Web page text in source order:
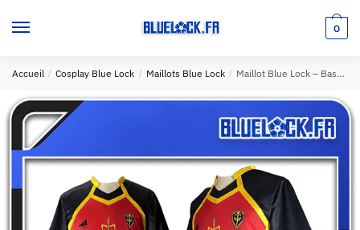
0
Accueil / Cosplay Blue Lock / Maillots Blue Lock / Maillot Blue Lock – Bastard Munchen – Numéro 50 – Kunigami (6 Tailles)
Prénom
E-mail
Votre question :*